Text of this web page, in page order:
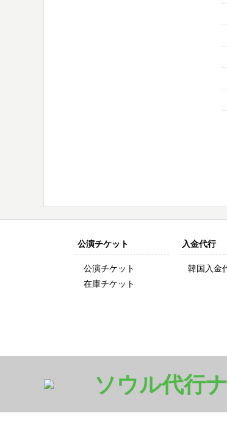
公演チケット
公演チケット
在庫チケット
入金代行
韓国入金
ソウル代行